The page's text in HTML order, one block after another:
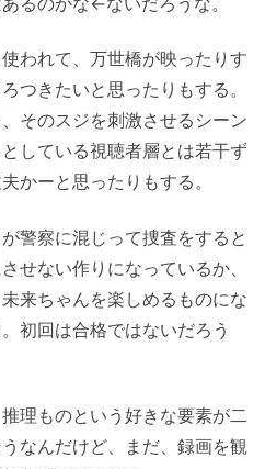
われて、万世橋が映ったりす
つきたいと思ったりもする。
そのスジを刺激させるシーン
している視聴者層とは若干ず
かーと思ったりもする。
警察に混じって捜査をすると
せない作りになっているか、
来ちゃんを楽しめるものにな
初回は合格ではないだろう
理ものという好きな要素が二
なんだけど、まだ、録画を観